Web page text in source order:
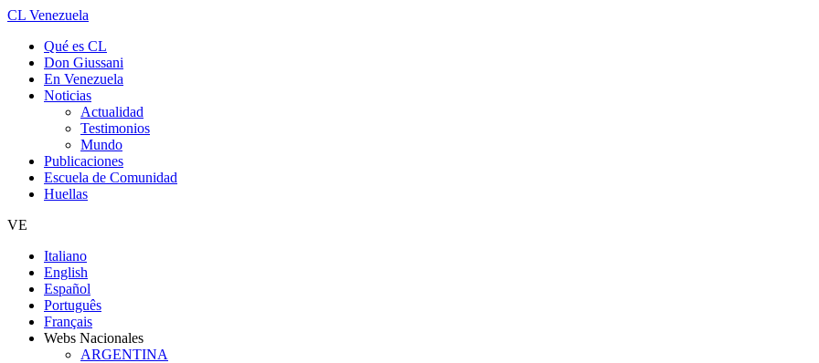
CL Venezuela
Qué es CL
Don Giussani
En Venezuela
Noticias
Actualidad
Testimonios
Mundo
Publicaciones
Escuela de Comunidad
Huellas
VE
Italiano
English
Español
Português
Français
Webs Nacionales
ARGENTINA